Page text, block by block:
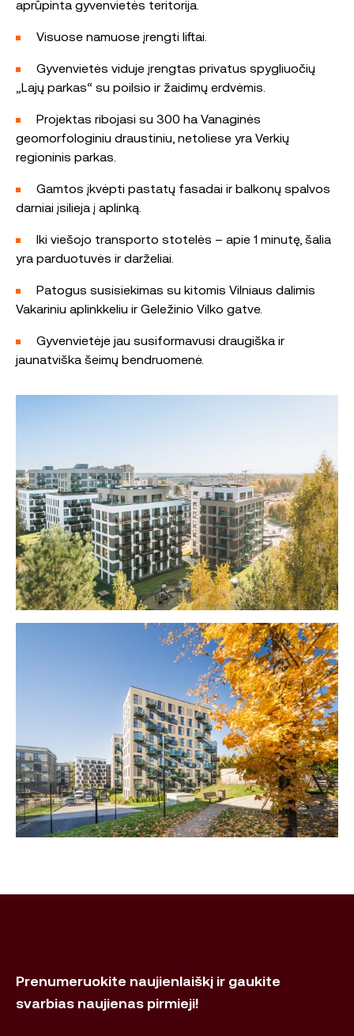
aprūpinta gyvenvietės teritorija.
Visuose namuose įrengti liftai.
Gyvenvietės viduje įrengtas privatus spygliuočių
„Lajų parkas“ su poilsio ir žaidimų erdvėmis.
Projektas ribojasi su 300 ha Vanaginės
geomorfologiniu draustiniu, netoliese yra Verkių
regioninis parkas.
Gamtos įkvėpti pastatų fasadai ir balkonų spalvos
darniai įsilieja į aplinką.
Iki viešojo transporto stotelės – apie 1 minutę, šalia
yra parduotuvės ir darželiai.
Patogus susisiekimas su kitomis Vilniaus dalimis
Vakariniu aplinkkeliu ir Geležinio Vilko gatve.
Gyvenvietėje jau susiformavusi draugiška ir
jaunatviška šeimų bendruomenė.
Prenumeruokite naujienlaiškį ir gaukite
svarbias naujienas pirmieji!